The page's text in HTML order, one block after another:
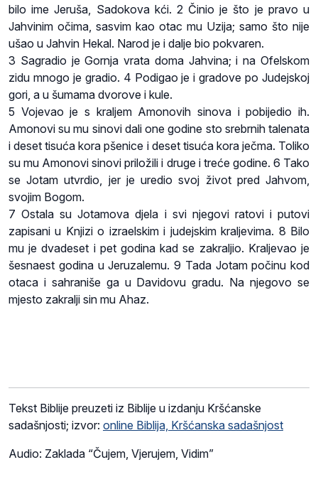
bilo ime Jeruša, Sadokova kći. 2 Činio je što je pravo u
Jahvinim očima, sasvim kao otac mu Uzija; samo što nije
ušao u Jahvin Hekal. Narod je i dalje bio pokvaren.
3 Sagradio je Gornja vrata doma Jahvina; i na Ofelskom
zidu mnogo je gradio. 4 Podigao je i gradove po Judejskoj
gori, a u šumama dvorove i kule.
5 Vojevao je s kraljem Amonovih sinova i pobijedio ih.
Amonovi su mu sinovi dali one godine sto srebrnih talenata
i deset tisuća kora pšenice i deset tisuća kora ječma. Toliko
su mu Amonovi sinovi priložili i druge i treće godine. 6 Tako
se Jotam utvrdio, jer je uredio svoj život pred Jahvom,
svojim Bogom.
7 Ostala su Jotamova djela i svi njegovi ratovi i putovi
zapisani u Knjizi o izraelskim i judejskim kraljevima. 8 Bilo
mu je dvadeset i pet godina kad se zakraljio. Kraljevao je
šesnaest godina u Jeruzalemu. 9 Tada Jotam počinu kod
otaca i sahraniše ga u Davidovu gradu. Na njegovo se
mjesto zakralji sin mu Ahaz.
Tekst Biblije preuzeti iz Biblije u izdanju Kršćanske
sadašnjosti; izvor: online Biblija, Kršćanska sadašnjost
Audio: Zaklada “Čujem, Vjerujem, Vidim”